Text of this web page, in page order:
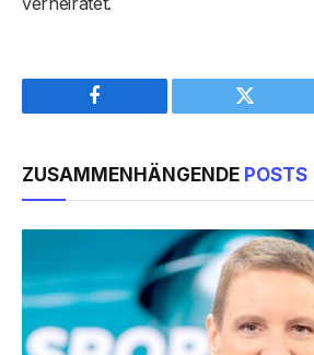
Facebook Twitter
ZUSAMMENHÄNGENDE POSTS